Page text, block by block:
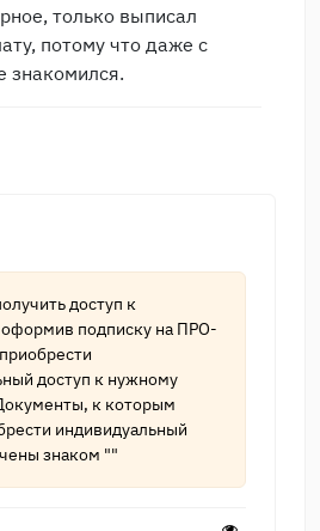
только выписал
потому что даже с
знакомился.
доступ к
подписку на ПРО-
доступ к нужному
к которым
индивидуальный
знаком ""